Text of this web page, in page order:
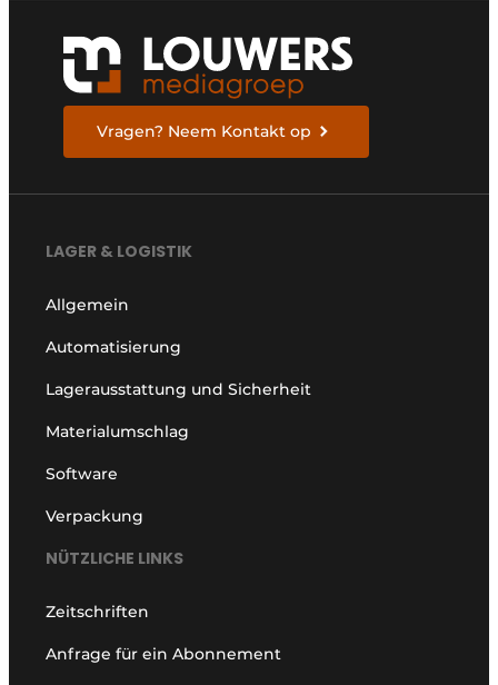
Vragen? Neem Kontakt op
LAGER & LOGISTIK
Allgemein
Automatisierung
Lagerausstattung und Sicherheit
Materialumschlag
Software
Verpackung
NÜTZLICHE LINKS
Zeitschriften
Anfrage für ein Abonnement